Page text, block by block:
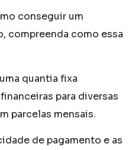
conseguir um
compreenda como essa
quantia fixa
para diversas
parcelas mensais.
de pagamento e as